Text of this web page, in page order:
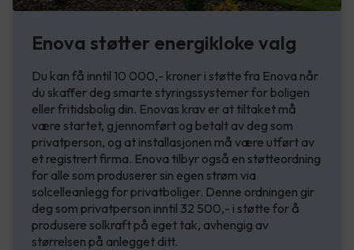
Enova støtter energikloke valg
Du kan få inntil 10 000,- kroner i støtte fra Enova når
du skaffer deg smarte styringssystemer for boligen
eller fritidsbolig din. Enovas krav er at tiltaket må
være startet, gjennomført og betalt av deg som
privatperson, og at installasjonen må være utført av
et registrert firma. Enova tilbyr også en støtteordning
for alle som produserer sin egen strøm via
solcelleanlegg for privatboliger. Denne ordningen gir
deg som privatperson inntil 32 500,- i støtte for å
produsere solkraft på eget tak, avhengig av
størrelsen på anlegget ditt.